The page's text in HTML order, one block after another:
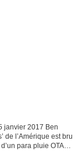
janvier 2017 Ben
de l’Amérique est bru
para pluie OTAN